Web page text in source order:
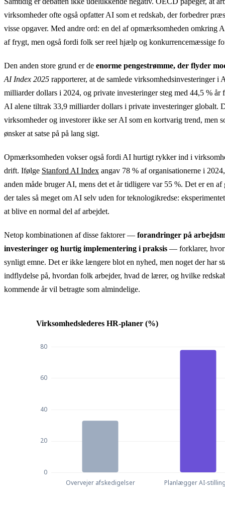
AI's indvirkning på
Forsvundne stillinger 92
Nye stillinger 170
Nettotilvækst 78
virksomheder ofte også opfatter AI som et redskab, der forbedrer
visse opgaver. Med andre ord: en del af opmærksomheden omkring
af frygt, men også fordi folk ser reel hjælp og konkurrencemæssige
Den anden store grund er de enorme pengestrømme, der flyder
AI Index 2025 rapporterer, at de samlede virksomhedsinvesteringer i
milliarder dollars i 2024, og private investeringer steg med 44,5 % år
AI alene tiltrak 33,9 milliarder dollars i private investeringer globalt.
virksomheder og investorer ikke ser AI som en kortvarig trend, men
ønsker at satse på på lang sigt.
Opmærksomheden vokser også fordi AI hurtigt rykker ind i
drift. Ifølge Stanford AI Index angav 78 % af organisationerne i
anden måde bruger AI, mens det et år tidligere var 55 %. Det er en af
der tales så meget om AI selv uden for teknologikredse:
at blive en normal del af arbejdet.
Netop kombinationen af disse faktorer — forandringer på
investeringer og hurtig implementering i praksis — forklarer,
synligt emne. Det er ikke længere blot en nyhed, men noget der har
indflydelse på, hvordan folk arbejder, hvad de lærer, og hvilke
kommende år vil betragte som almindelige.
Virksomhedslederes HR-planer (%)